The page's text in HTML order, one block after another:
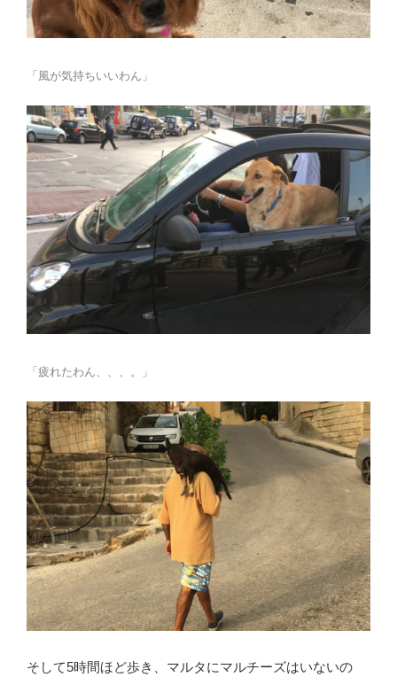
「風が気持ちいいわん」
「疲れたわん、、、。」
そして5時間ほど歩き、マルタにマルチーズはいないの